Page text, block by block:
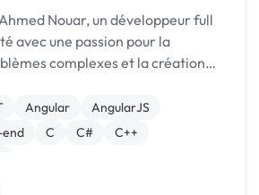
Nouar, un développeur full
avec une passion pour la
complexes et la création
j'ai travaillé dans diverses indus...
Angular
AngularJS
end C C#
C++